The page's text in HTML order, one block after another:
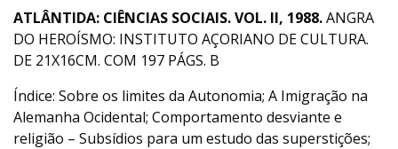
ATLÂNTIDA: CIÊNCIAS SOCIAIS. VOL. II, 1988.ANGRA
DO HEROÍSMO: INSTITUTO AÇORIANO DE CULTURA.
DE 21X16CM. COM 197 PÁGS. B
Índice: Sobre os limites da Autonomia; A Imigração na
Alemanha Ocidental; Comportamento desviante e
religião – Subsídios para um estudo das superstições;